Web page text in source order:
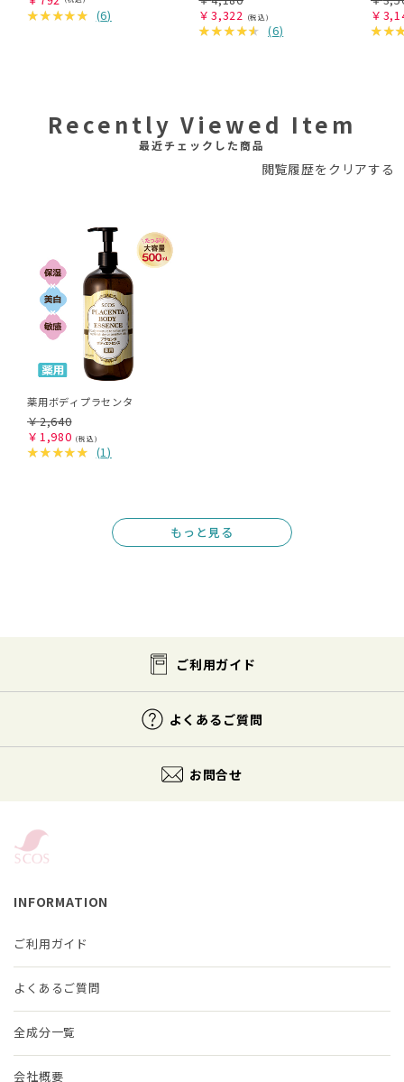
(6)
￥3,322
(6)
￥
Recently Viewed Item
最近チェックした商品
閲覧履歴をクリアする
薬用ボディプラセンタ
￥2,640
￥ 1,980
(1)
もっと見る
ご利用ガイド
よくあるご質問
お問合せ
INFORMATION
ご利用ガイド
よくあるご質問
全成分一覧
会社概要